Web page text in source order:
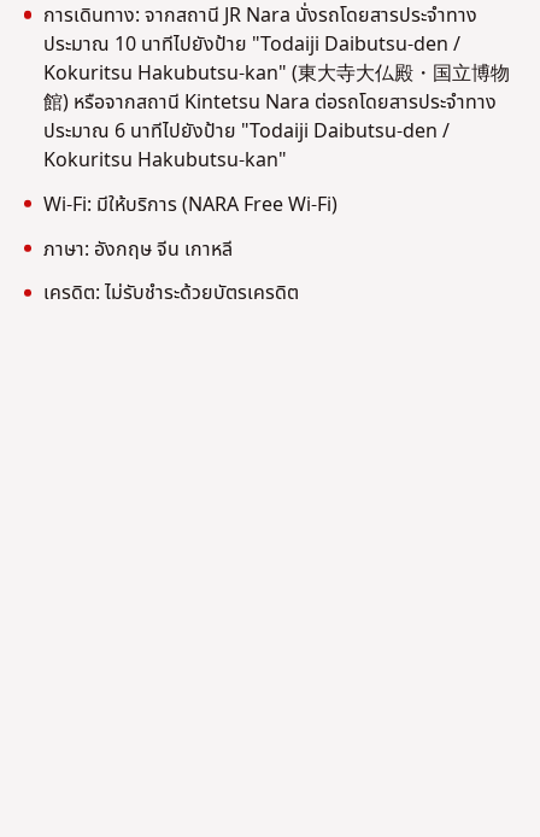
การเดินทาง: จากสถานี JR Nara นั่งรถโดยสารประจำทาง
ประมาณ 10 นาทีไปยังป้าย "Todaiji Daibutsu-den /
Kokuritsu Hakubutsu-kan" (東大寺大仏殿・国立博物
館) หรือจากสถานี Kintetsu Nara ต่อรถโดยสารประจำทาง
ประมาณ 6 นาทีไปยังป้าย "Todaiji Daibutsu-den /
Kokuritsu Hakubutsu-kan"
Wi-Fi: มีให้บริการ (NARA Free Wi-Fi)
ภาษา: อังกฤษ จีน เกาหลี
เครดิต: ไม่รับชำระด้วยบัตรเครดิต